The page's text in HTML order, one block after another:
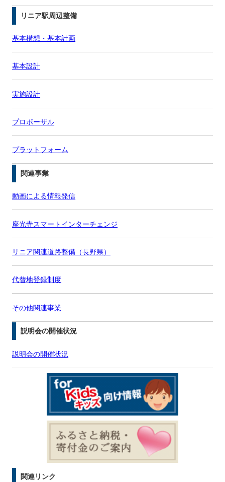
リニア駅周辺整備
基本構想・基本計画
基本設計
実施設計
プロポーザル
プラットフォーム
関連事業
動画による情報発信
座光寺スマートインターチェンジ
リニア関連道路整備（長野県）
代替地登録制度
その他関連事業
説明会の開催状況
説明会の開催状況
関連リンク